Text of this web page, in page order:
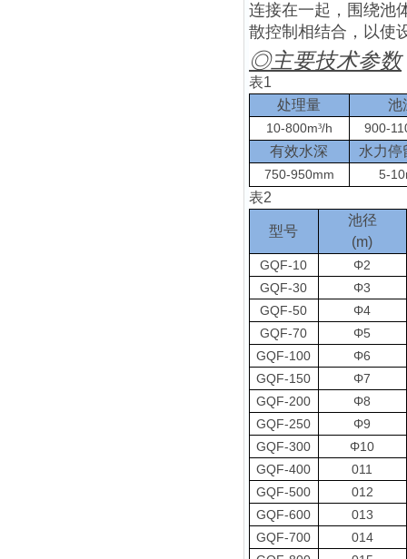
连接在一起，围绕池
散控制相结合，以使
◎主要技术参数
表1
处理量
池
10-800m³/h 900-
有效水深 水力停
750-950mm 5-
表2
型号
池径
(m)
GQF-10
Φ2
GQF-30
Φ3
GQF-50
Φ4
GQF-70
Φ5
GQF-100
Φ6
GQF-150
Φ7
GQF-200
Φ8
GQF-250
Φ9
GQF-300
Φ10
GQF-400
011
GQF-500
012
GQF-600
013
GQF-700
014